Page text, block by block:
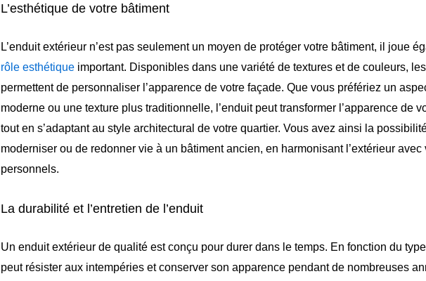
L’esthétique de votre bâtiment
L’enduit extérieur n’est pas seulement un moyen de protéger votre bâtiment, il joue
rôle esthétiqueimportant. Disponibles dans une variété de textures et de couleurs,
permettent de personnaliser l’apparence de votre façade. Que vous préfériez un
moderne ou une texture plus traditionnelle, l’enduit peut transformer l’apparence de
tout en s’adaptant au style architectural de votre quartier. Vous avez ainsi la
moderniser ou de redonner vie à un bâtiment ancien, en harmonisant l’extérieur avec
personnels.
La durabilité et l’entretien de l’enduit
Un enduit extérieur de qualité est conçu pour durer dans le temps. En fonction du
peut résister aux intempéries et conserver son apparence pendant de nombreuses